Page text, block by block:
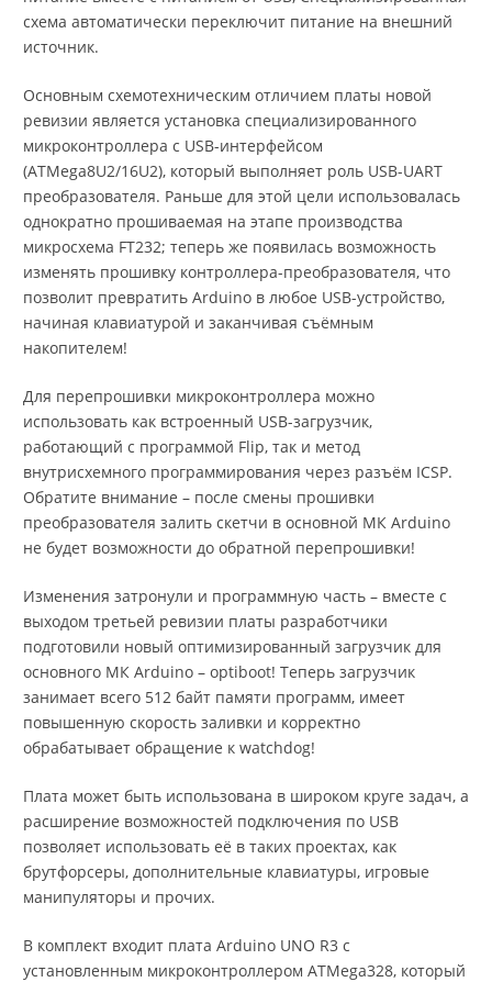
схема автоматически переключит питание на внешний
источник.
Основным схемотехническим отличием платы новой
ревизии является установка специализированного
микроконтроллера с USB-интерфейсом
(ATMega8U2/16U2), который выполняет роль USB-UART
преобразователя. Раньше для этой цели использовалась
однократно прошиваемая на этапе производства
микросхема FT232; теперь же появилась возможность
изменять прошивку контроллера-преобразователя, что
позволит превратить Arduino в любое USB-устройство,
начиная клавиатурой и заканчивая съёмным
накопителем!
Для перепрошивки микроконтроллера можно
использовать как встроенный USB-загрузчик,
работающий с программой Flip, так и метод
внутрисхемного программирования через разъём ICSP.
Обратите внимание – после смены прошивки
преобразователя залить скетчи в основной МК Arduino
не будет возможности до обратной перепрошивки!
Изменения затронули и программную часть – вместе с
выходом третьей ревизии платы разработчики
подготовили новый оптимизированный загрузчик для
основного МК Arduino – optiboot! Теперь загрузчик
занимает всего 512 байт памяти программ, имеет
повышенную скорость заливки и корректно
обрабатывает обращение к watchdog!
Плата может быть использована в широком круге задач, а
расширение возможностей подключения по USB
позволяет использовать её в таких проектах, как
брутфорсеры, дополнительные клавиатуры, игровые
манипуляторы и прочих.
В комплект входит плата Arduino UNO R3 с
установленным микроконтроллером ATMega328, который